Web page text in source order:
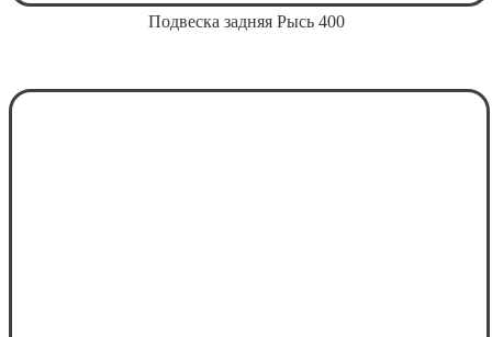
Подвеска задняя Рысь 400